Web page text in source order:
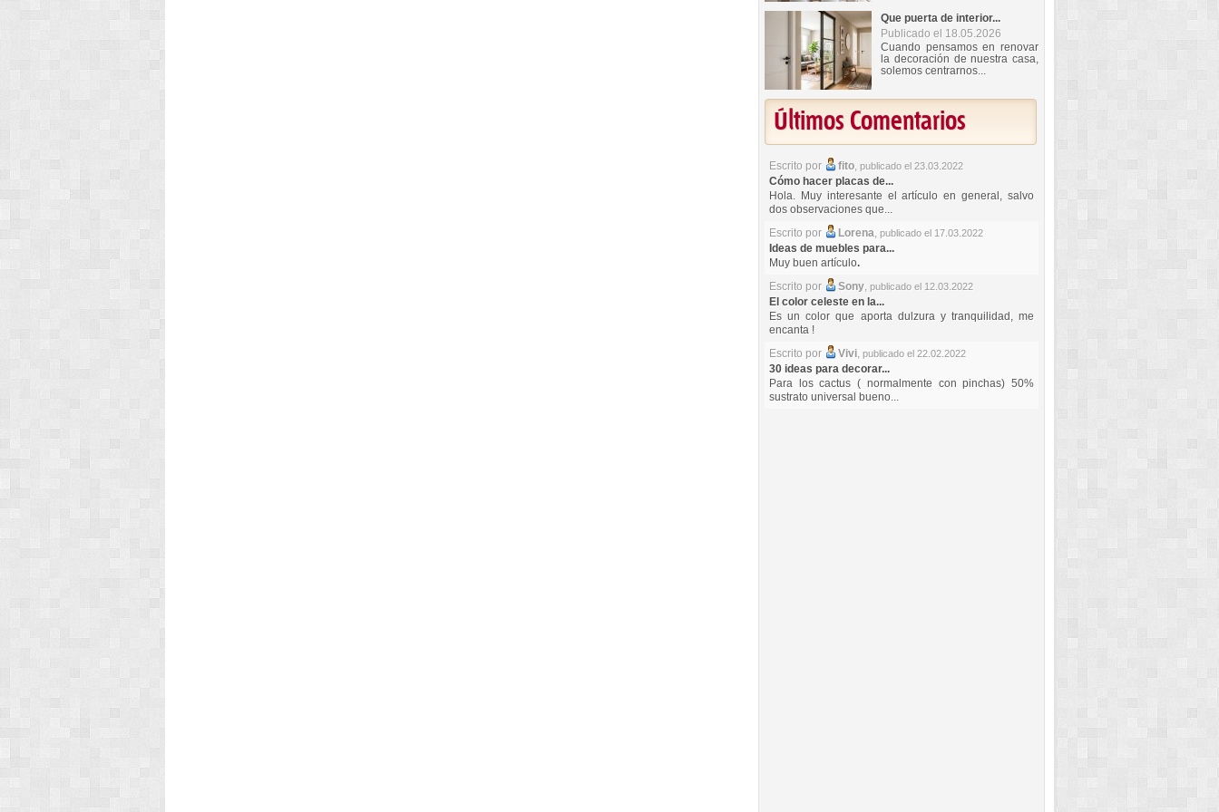
Que puerta de interior...
Publicado el 18.05.2026
Cuando pensamos en renovar
la decoración de nuestra casa,
solemos centrarnos...
Últimos Comentarios
Escrito por fito, publicado el 23.03.2022
Cómo hacer placas de...
Hola. Muy interesante el artículo en general, salvo
dos observaciones que...
Escrito por
Lorena, publicado el 17.03.2022
Ideas de muebles para...
Muy buen artículo.
Escrito por
Sony, publicado el 12.03.2022
El color celeste en la...
Es un color que aporta dulzura y tranquilidad, me
encanta !
Escrito por
Vivi, publicado el 22.02.2022
30 ideas para decorar...
Para los cactus ( normalmente con pinchas) 50%
sustrato universal bueno...